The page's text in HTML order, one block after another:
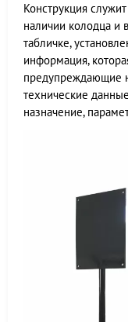
Конструкция
наличии колодца и
табличке,
информация,
предупреждающие
технические
назначение,